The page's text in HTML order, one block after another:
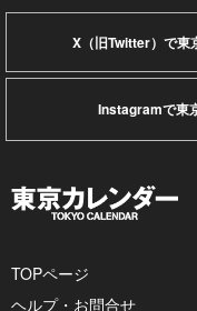
X（旧Twitter）で東
Instagramで東
TOPページ
ヘルプ・お問合せ